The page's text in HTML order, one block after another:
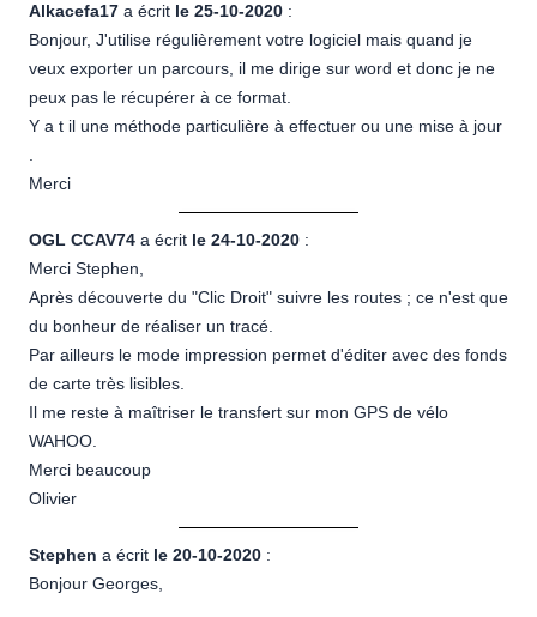
Alkacefa17 a écrit le 25-10-2020 :
Bonjour, J'utilise régulièrement votre logiciel mais quand je
veux exporter un parcours, il me dirige sur word et donc je ne
peux pas le récupérer à ce format.
Y a t il une méthode particulière à effectuer ou une mise à jour
.
Merci
OGL CCAV74 a écrit le 24-10-2020 :
Merci Stephen,
Après découverte du "Clic Droit" suivre les routes ; ce n'est que
du bonheur de réaliser un tracé.
Par ailleurs le mode impression permet d'éditer avec des fonds
de carte très lisibles.
Il me reste à maîtriser le transfert sur mon GPS de vélo
WAHOO.
Merci beaucoup
Olivier
Stephen a écrit le 20-10-2020 :
Bonjour Georges,